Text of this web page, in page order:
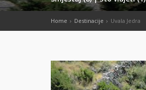
Home Destinacije Uvala Jedra